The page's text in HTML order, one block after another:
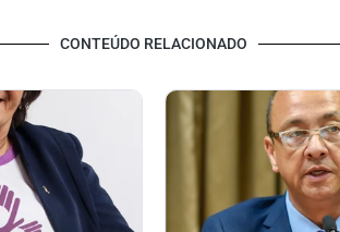
CONTEÚDO RELACIONADO